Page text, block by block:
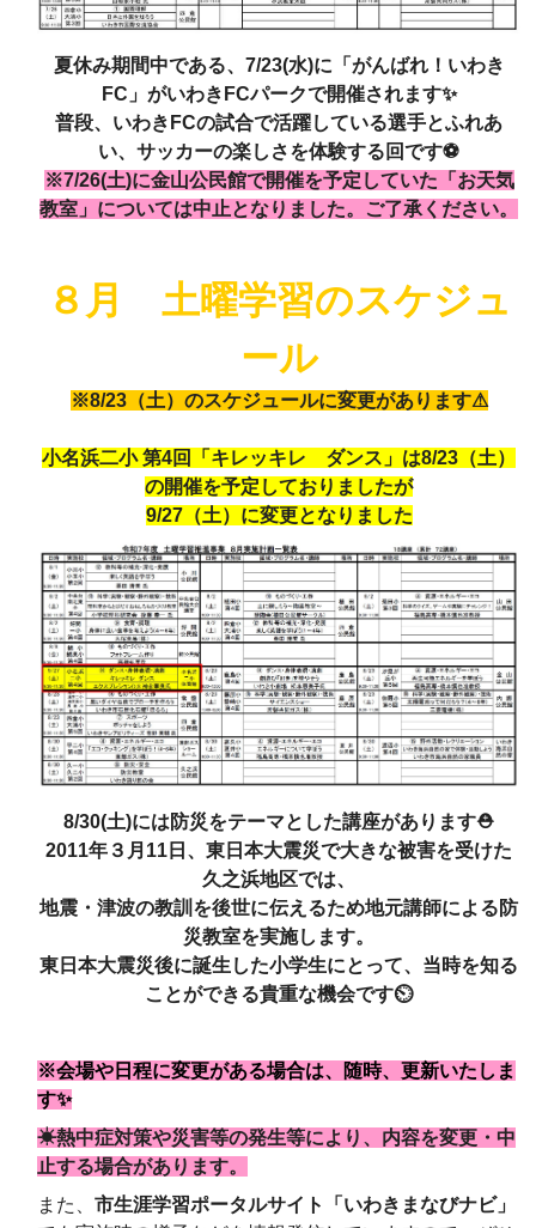
夏休み期間中である、7/23(水)に「がんばれ！いわき
FC」がいわきFCパークで開催されます✨
普段、いわきFCの試合で活躍している選手とふれあ
い、サッカーの楽しさを体験する回です⚽
※7/26(土)に金山公民館で開催を予定していた「お天気
教室」については中止となりました。ご了承ください。
８月 土曜学習のスケジュ
ール
※8/23（土）のスケジュールに変更があります⚠
小名浜二小 第4回「キレッキレ ダンス」は8/23（土）
の開催を予定しておりましたが
9/27（土）に変更となりました
8/30(土)には防災をテーマとした講座があります⛑
2011年３月11日、東日本大震災で大きな被害を受けた
久之浜地区では、
地震・津波の教訓を後世に伝えるため地元講師による防
災教室を実施します。
東日本大震災後に誕生した小学生にとって、当時を知る
ことができる貴重な機会です⏲
※会場や日程に変更がある場合は、随時、更新いたしま
す✨
☀熱中症対策や災害等の発生等により、内容を変更・中
止する場合があります。
また、市生涯学習ポータルサイト「いわきまなびナビ」